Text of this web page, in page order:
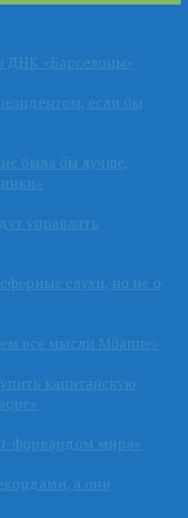
ДНК «Барселоны»
если бы
была бы лучше,
управлять
слухи, но не о
все мысли Мбаппе»
капитанскую
форвардом мира»
а они